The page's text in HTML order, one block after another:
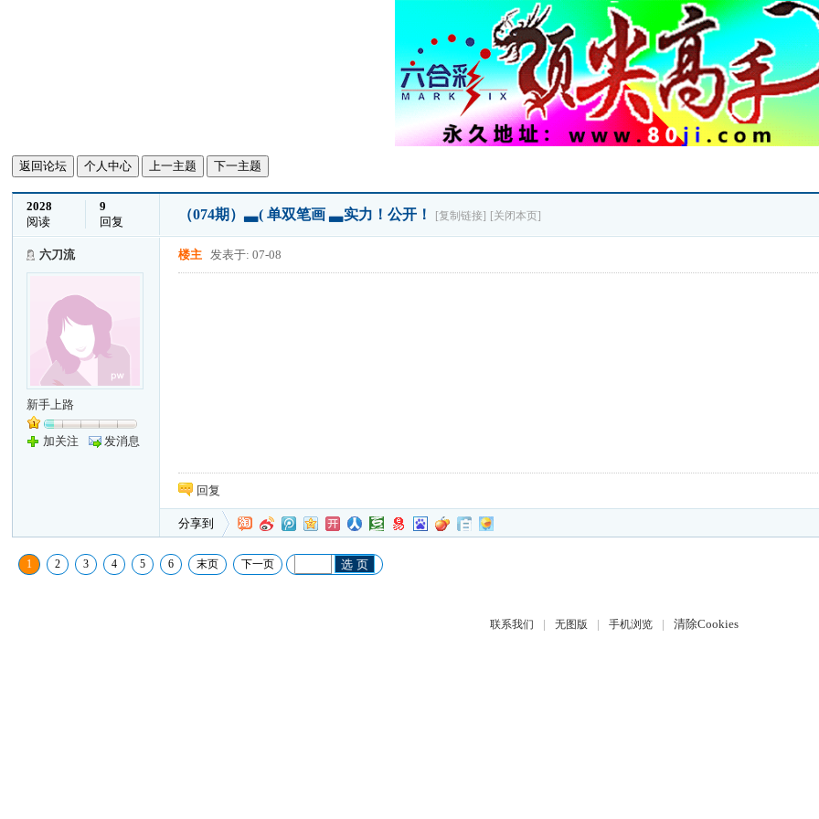
返回论坛 个人中心 上一主题 下一主题
2028
阅读
9
回复
（074期）▃( 单双笔画 ▃实力！公开！ [复制链接] [关闭本页]
六刀流
新手上路
加关注 发消息
楼主 发表于: 07-08
回复
分享到
1 2 3 4 5 6 末页 下一页 选 页
联系我们 | 无图版 | 手机浏览 | 清除Cookies